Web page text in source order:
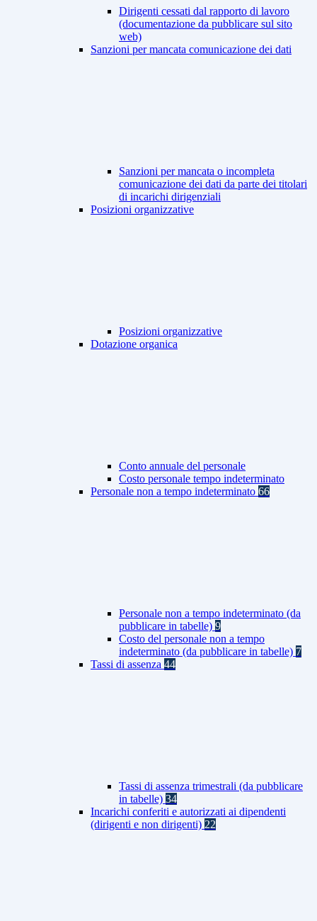
Dirigenti cessati dal rapporto di lavoro
(documentazione da pubblicare sul sito
web)
Sanzioni per mancata comunicazione dei dati
Sanzioni per mancata o incompleta
comunicazione dei dati da parte dei titolari
di incarichi dirigenziali
Posizioni organizzative
Posizioni organizzative
Dotazione organica
Conto annuale del personale
Costo personale tempo indeterminato
Personale non a tempo indeterminato 66
Personale non a tempo indeterminato (da
pubblicare in tabelle) 9
Costo del personale non a tempo
indeterminato (da pubblicare in tabelle) 7
Tassi di assenza 44
Tassi di assenza trimestrali (da pubblicare
in tabelle) 34
Incarichi conferiti e autorizzati ai dipendenti
(dirigenti e non dirigenti) 22